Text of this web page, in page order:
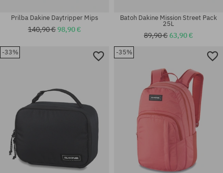
univerzálna veľkosť
Prilba Dakine Daytripper Mips
140,90 €98,90 €
Batoh Dakine Mission Street Pack
25L
89,90 €63,90 €
-33% -35%